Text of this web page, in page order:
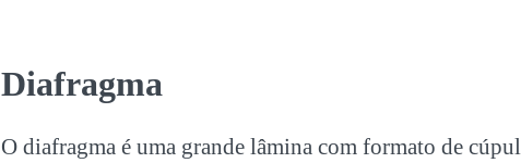
Diafragma
O diafragma é uma grande lâmina com formato de